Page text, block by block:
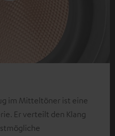
im Mitteltöner ist eine
Er verteilt den Klang